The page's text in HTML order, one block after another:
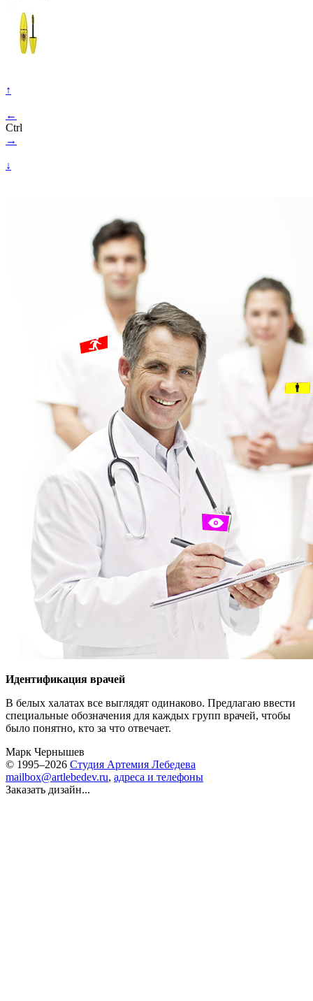
↑
←
Ctrl
→
↓
Идентификация врачей
В белых халатах все выглядят одинаково. Предлагаю ввести
специальные обозначения для каждых групп врачей, чтобы
было понятно, кто за что отвечает.
Марк Чернышев
© 1995–2026 Студия Артемия Лебедева
mailbox@artlebedev.ru, адреса и телефоны
Заказать дизайн...